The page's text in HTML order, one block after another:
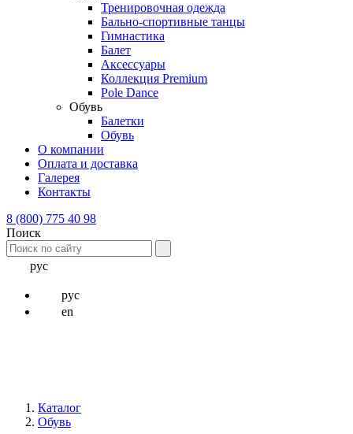
Тренировочная одежда
Бально-спортивные танцы
Гимнастика
Балет
Аксессуары
Коллекция Premium
Pole Dance
Обувь
Балетки
Обувь
О компании
Оплата и доставка
Галерея
Контакты
8 (800) 775 40 98
Поиск
рус
рус
en
Каталог
Обувь